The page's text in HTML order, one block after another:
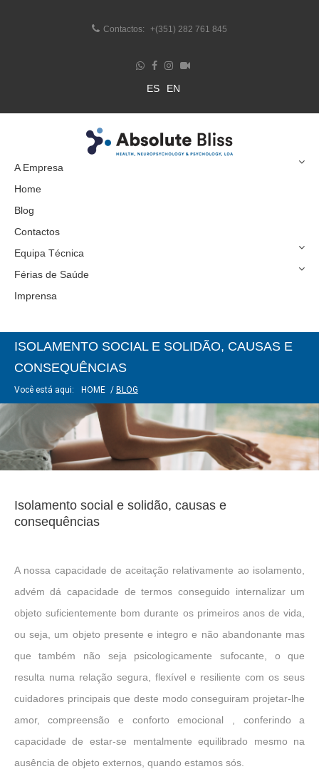
Contactos: +(351) 282 761 845
ES EN
A Empresa
Home
Blog
Contactos
Equipa Técnica
Férias de Saúde
Imprensa
ISOLAMENTO SOCIAL E SOLIDÃO, CAUSAS E
CONSEQUÊNCIAS
Você está aqui: HOME / BLOG
Isolamento social e solidão, causas e
consequências
A nossa capacidade de aceitação relativamente ao isolamento,
advém dá capacidade de termos conseguido internalizar um
objeto suficientemente bom durante os primeiros anos de vida,
ou seja, um objeto presente e integro e não abandonante mas
que também não seja psicologicamente sufocante, o que
resulta numa relação segura, flexível e resiliente com os seus
cuidadores principais que deste modo conseguiram projetar-lhe
amor, compreensão e conforto emocional , conferindo a
capacidade de estar-se mentalmente equilibrado mesmo na
ausência de objeto externos, quando estamos sós.